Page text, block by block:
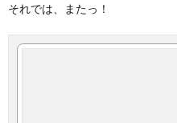
それでは、またっ！